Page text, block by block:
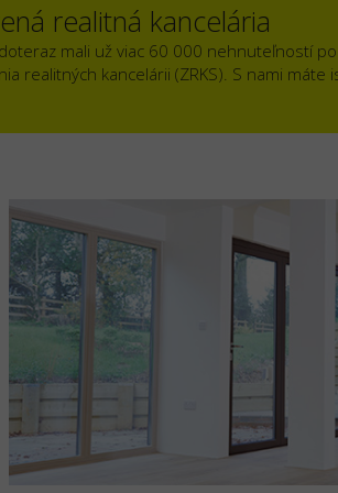
realitná kancelária
mali už viac 60 000 nehnuteľností
realitných kancelárii (ZRKS). S nami